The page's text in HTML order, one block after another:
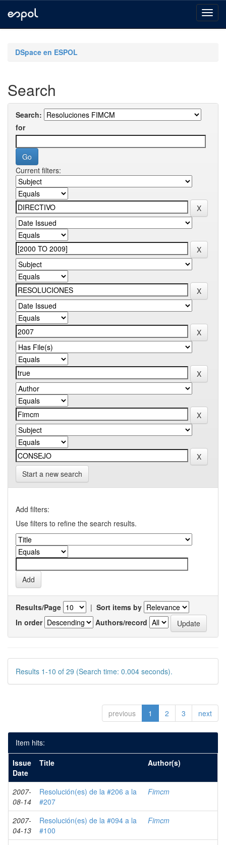
navigationDSpace en ESPOL
Search
Search:
for
Current filters:
Start a new search
Add filters:
Use filters to refine the search results.
Results/Page | Sort items by
In order
Authors/record
Results 1-10 of 29 (Search time: 0.004 seconds).
previous 1 2 3 next
Item hits:
Issue
Date
Title Author(s)
2007-
08-14
Resolución(es) de la #206 a la
#207
Fimcm
2007-
04-13
Resolución(es) de la #094 a la
#100
Fimcm